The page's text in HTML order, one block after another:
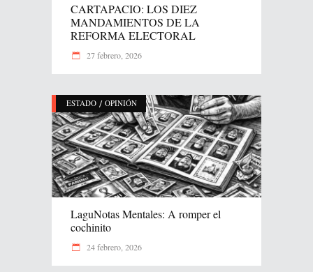
CARTAPACIO: LOS DIEZ
MANDAMIENTOS DE LA
REFORMA ELECTORAL
27 febrero, 2026
ESTADO / OPINIÓN
LaguNotas Mentales: A romper el
cochinito
24 febrero, 2026